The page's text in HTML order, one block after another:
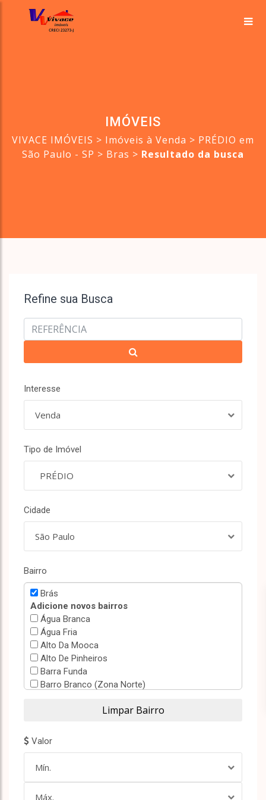
IMÓVEIS
VIVACE IMÓVEIS > Imóveis à Venda > PRÉDIO em
São Paulo - SP > Bras > Resultado da busca
Refine sua Busca
Interesse
Venda
Tipo de Imóvel
PRÉDIO
Cidade
São Paulo
Bairro
Brás
Adicione novos bairros
Água Branca
Água Fria
Alto Da Mooca
Alto De Pinheiros
Barra Funda
Barro Branco (Zona Norte)
Bortolândia
Brooklin Paulista
Campos Elíseos
Valor
Mín.
Máx.